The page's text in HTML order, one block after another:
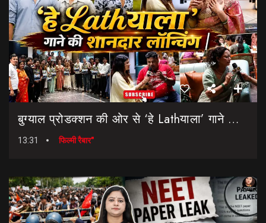
बुग्याल प्रोडक्शन की ओर से ‘हे Lathयाला’ गाने की शानदार लॉन्चिंग || Hey Lathyala || Garhwali Song
13:31 फिल्मी रैबार"